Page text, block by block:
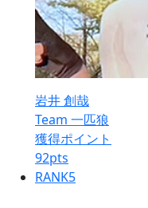
岩井 創哉
Team 一匹狼
獲得ポイント
92pts
RANK5